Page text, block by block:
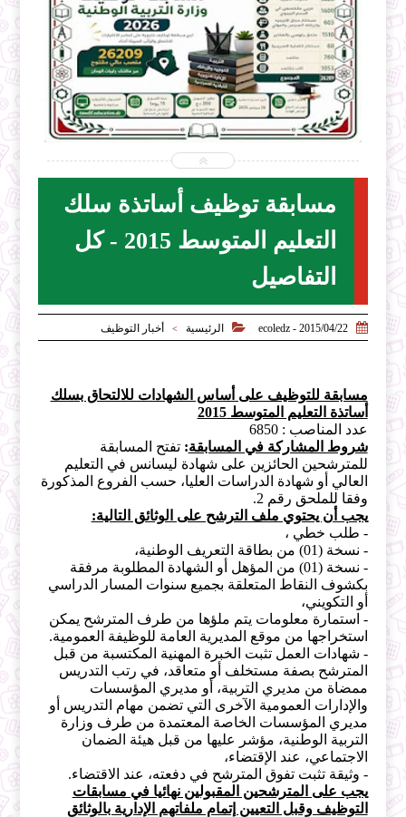
2026-07-28
ecoledz.net
مسابقة توظيف أساتذة سلك
التعليم المتوسط 2015 - كل
التفاصيل

2015/04/22 - ecoledz
 الرئيسية > أخبار التوظيف
مسابقة للتوظيف على أساس الشهادات للالتحاق بسلك
أساتذة التعليم المتوسط 2015
عدد المناصب : 6850
شروط المشاركة في المسابقة: تفتح المسابقة
للمترشحين الحائزين على شهادة ليسانس في التعليم
العالي أو شهادة الدراسات العليا، حسب الفروع المذكورة
وفقا للملحق رقم 2.
يجب أن يحتوي ملف الترشح على الوثائق التالية:
- طلب خطي ،
- نسخة (01) من بطاقة التعريف الوطنية،
- نسخة (01) من المؤهل أو الشهادة المطلوبة مرفقة
بكشوف النقاط المتعلقة بجميع سنوات المسار الدراسي
أو التكويني،
- استمارة معلومات يتم ملؤها من طرف المترشح يمكن
استخراجها من موقع المديرية العامة للوظيفة العمومية.
- شهادات العمل تثبت الخبرة المهنية المكتسبة من قبل
المترشح بصفة مستخلف أو متعاقد، في رتب التدريس
ممضاة من مديري التربية، أو مديري المؤسسات
والإدارات العمومية الآخرى التي تضمن مهام التدريس أو
مديري المؤسسات الخاصة المعتمدة من طرف وزارة
التربية الوطنية، مؤشر عليها من قبل هيئة الضمان
الاجتماعي، عند الإقتضاء،
- وثيقة تثبت تفوق المترشح في دفعته، عند الاقتضاء.
يجب على المترشحين المقبولين نهائيا في مسابقات
التوظيف وقبل التعيين إتمام ملفاتهم الإدارية بالوثائق